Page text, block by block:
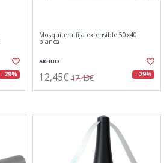
- 29%
Mosquitera fija extensible 50x40
blanca
AKHUO
12,45€ 17,43€ - 29%